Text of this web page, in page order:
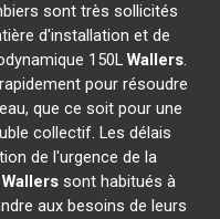
sont très sollicités
d'installation et de
150LWallers.
pour résoudre
que ce soit pour une
collectif. Les délais
de l'urgence de la
Wallers sont habitués à
aux besoins de leurs